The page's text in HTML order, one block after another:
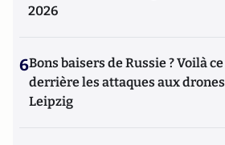
2026
6Bons baisers de Russie ? Voilà
derrière les attaques aux
Leipzig